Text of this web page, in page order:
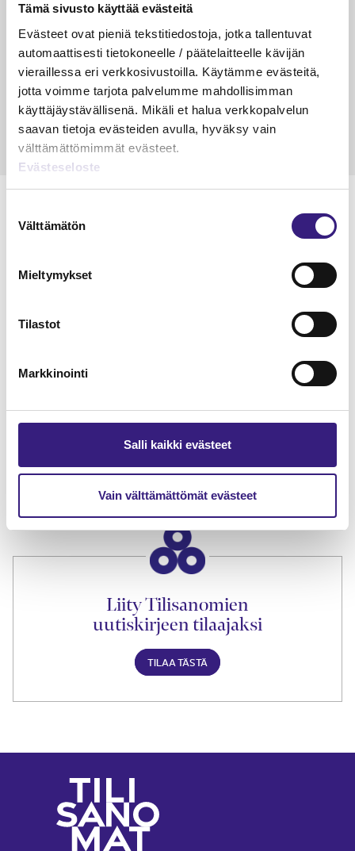
Tämä sivusto käyttää evästeitä
Evästeet ovat pieniä tekstitiedostoja, jotka tallentuvat
automaattisesti tietokoneelle / päätelaitteelle kävijän
vieraillessa eri verkkosivustoilla. Käytämme evästeitä,
jotta voimme tarjota palvelumme mahdollisimman
käyttäjäystävällisenä. Mikäli et halua verkkopalvelun
saavan tietoja evästeiden avulla, hyväksy vain
välttämättömimmät evästeet.
Evästeseloste
valinta
Välttämätön
Mieltymykset
Tilastot
Markkinointi
Salli kaikki evästeet
Vain välttämättömät evästeet
verotuksessa – omien kulujen
veloitus, kulujen edelleen­
veloitus ja läpi­laskutus
Petri Salomaa
15.5.2023 10 min
Tarja
lukuoikeus
TILAA TÄSTÄ
Liity Tilisanomien
uutiskirjeen tilaajaksi
TILAA TÄSTÄ